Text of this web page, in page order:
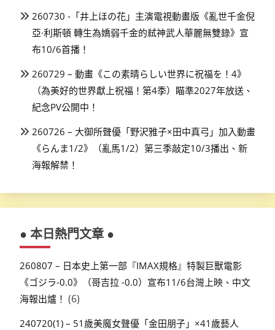
260730 -「井上ほの花」主演電視動畫版《亂世千金倪
亞·利斯頓 轉生為嬌弱千金的弒神武人華麗無雙錄》宣
布10/6首播！
260729 – 動畫《この素晴らしい世界に祝福を！4》
（為美好的世界獻上祝福！第4季）瞄準2027年放送、
紀念PV公開中！
260726 – 大御所聲優「野沢雅子×田中真弓」加入動畫
《らんま1/2》（亂馬1/2）第三季敲定10/3播出、新
海報解禁！
● 本日熱門文章 ●
260807 – 日本史上第一部『IMAX規格』特製巨獸電影
《ゴジラ-0.0》（哥吉拉 -0.0）宣布11/6台灣上映、中文
海報出爐！ (6)
240720(1) – 51歲美魔女聲優「金田朋子」×41歲藝人